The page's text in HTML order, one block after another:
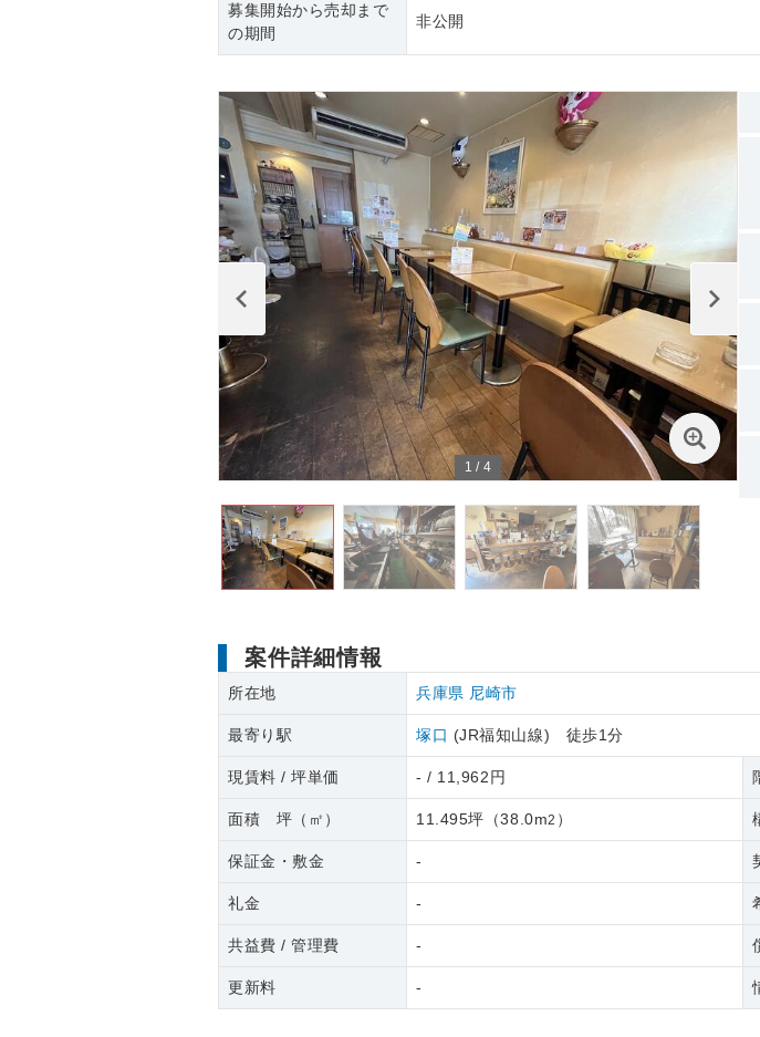
募集開始から売却まで
の期間
非公開
1 / 4
案件詳細情報
所在地 兵庫県 尼崎市
最寄り駅 塚口 (JR福知山線) 徒歩1分
現賃料 / 坪単価 - / 11,962円
面積 坪（㎡） 11.495坪 （38.0m2 ）
保証金・敷金 -
礼金 -
共益費 / 管理費 -
更新料 -